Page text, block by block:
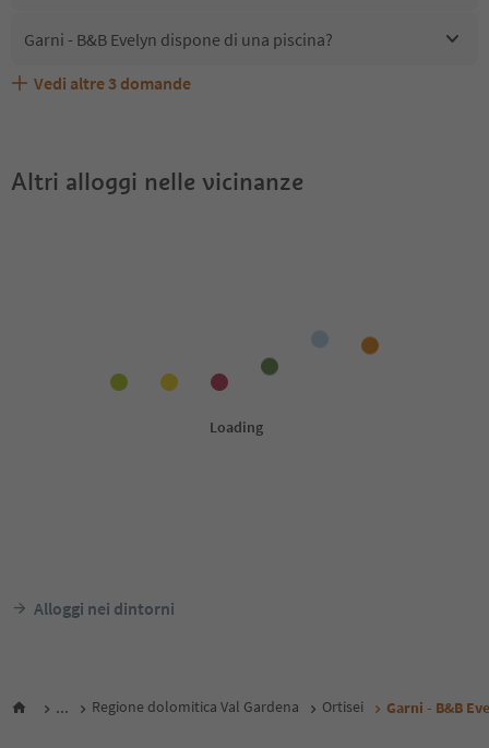
Garni - B&B Evelyn dispone di una piscina?
Garni - B&B Evelyn accetta animali domestici?
Quali servizi/attività sono disponibili presso Garni - B&B
Gli ospiti di Garni - B&B Evelyn ricevono l'Alto Adige
Vedi altre 3 domande
Altri alloggi nelle vicinanze
Alloggi nei dintorni
... Regione dolomitica Val Gardena Ortisei Garni - B&B